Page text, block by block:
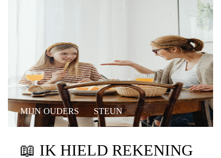
MIJN OUDERS STEUN
📖 IK HIELD REKENING